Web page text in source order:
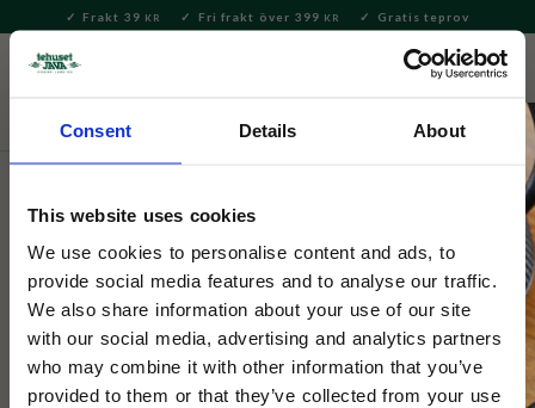
Consent Details About
This website uses cookies
We use cookies to personalise content and ads, to
provide social media features and to analyse our traffic.
We also share information about your use of our site
with our social media, advertising and analytics partners
who may combine it with other information that you’ve
provided to them or that they’ve collected from your use
Meny
Frakt 39 KR Fri frakt över 399 KR Gratis teprov
Delikatesser Kakor & Konfektyr
Venchi
Presentask Teresa Rego Blandade
Praliner 200g
En vacker äggformad presentask fylld med praliner i olika
smaker från Venchi.